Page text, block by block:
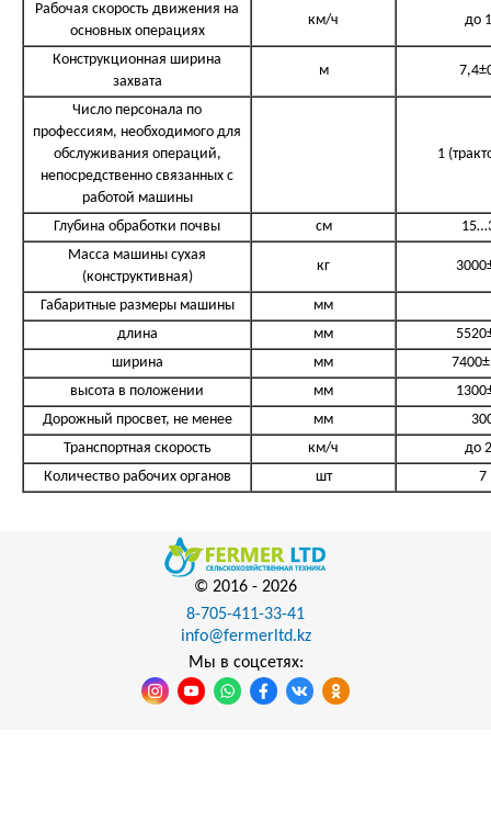
Рабочая скорость движения на
основных операциях
км/ч до
Конструкционная ширина
захвата
м
Число персонала по
профессиям, необходимого для
обслуживания операций,
непосредственно связанных с
работой машины
1
Глубина обработки почвы см
Масса машины сухая
(конструктивная)
кг
Габаритные размеры машины
мм
длина
мм
ширина
мм
высота в положении
мм
Дорожный просвет, не менее
мм
Транспортная скорость
км/ч
до
Количество рабочих органов
шт 7
© 2016 - 2026
8-705-411-33-41
info@fermerltd.kz
Мы в соцсетях: